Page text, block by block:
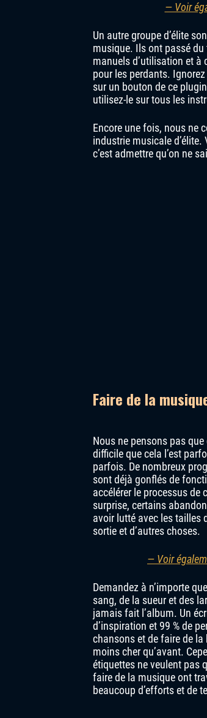
— Voir
Un autre groupe d’élite
musique. Ils ont passé
manuels d’utilisation et à
pour les perdants.
sur un bouton de ce
utilisez-le sur tous les
Encore une fois, nous ne
industrie musicale
c’est admettre qu’on ne
Faire de la
Nous ne pensons pas
difficile que cela l’est
parfois. De nombreux
sont déjà gonflés de
accélérer le processus de
surprise, certains
avoir lutté avec les tailles
sortie et d’autres choses.
— Voir
Demandez à n’importe
sang, de la sueur et des
jamais fait l’album. Un
d’inspiration et 99 % de
chansons et de faire de
moins cher qu’avant.
étiquettes ne veulent pas
faire de la musique ont
beaucoup d’efforts et de